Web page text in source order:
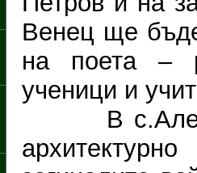
Венец ще
на поета –
ученици и
В